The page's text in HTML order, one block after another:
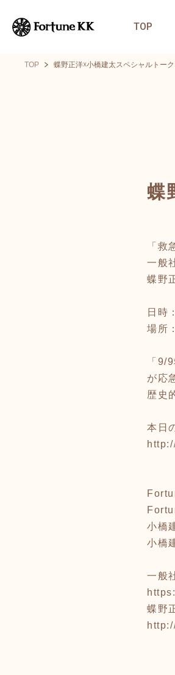
TOP
TOP 蝶野正洋☓小橋建太スペシャルトー
蝶
「救
一般
蝶野
日時
場所
「9/
が応
歴史
本日
小橋
小橋
一般
蝶野